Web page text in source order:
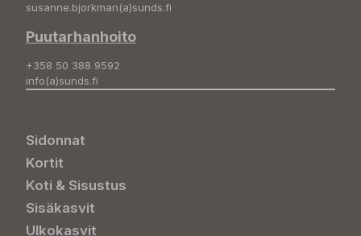
susanne.bjorkman(a)sunds.fi
Puutarhanhoito
+358 50 388 9592
info(a)sunds.fi
Sidonnat
Kortit
Koti & Sisustus
Sisäkasvit
Ulkokasvit